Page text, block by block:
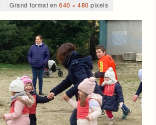
Grand format en640 × 480 pixels